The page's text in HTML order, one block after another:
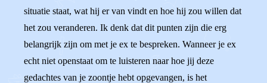
situatie staat, wat hij er van vindt en hoe hij zou willen dat
het zou veranderen. Ik denk dat dit punten zijn die erg
belangrijk zijn om met je ex te bespreken. Wanneer je ex
echt niet openstaat om te luisteren naar hoe jij deze
gedachtes van je zoontje hebt opgevangen, is het